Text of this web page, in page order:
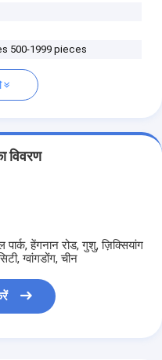
500-1999 pieces
विवरण
हेंगनान रोड, गुशु, ज़िक्सियांग
ग्वांगडोंग, चीन